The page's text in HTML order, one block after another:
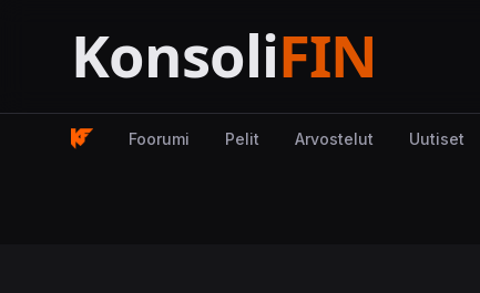
Foorumi Pelit Arvostelut Uutiset